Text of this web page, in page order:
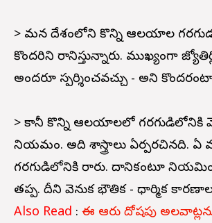
> మన దేశంలోని కొన్ని ఆలయాల
కొందరిని రానిస్తున్నారు. ముఖ్యంగా
అందరూ స్పర్శించవచ్చు - అని
> కానీ కొన్ని ఆలయాలలో గర్భగుడిలోనికి
నియమం. అది శాస్త్రాలు ఏర్పరచినది. ఏ
గర్భగుడిలోనికి రారు. దానికంటూ
తప్ప. దీని వెనుక భౌతిక - ధార్మిక
Also Read : ఈ ఆరు దోషపు